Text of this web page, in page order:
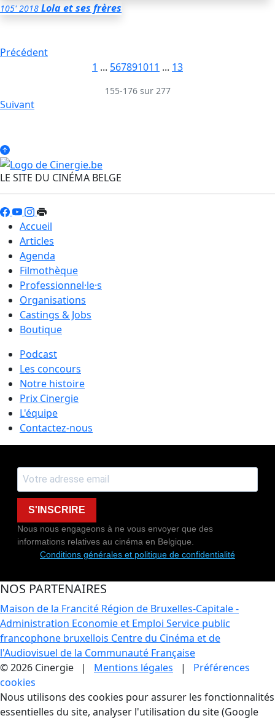
105' 2018 Lola et ses frères
Précédent
1 ... 567891011 ... 13
155-176 sur 277
Suivant
LE SITE DU CINÉMA BELGE
Accueil
Articles
Agenda
Filmothèque
Professionnel·le·s
Organisations
Castings & Jobs
Boutique
Podcast
Les concours
Notre histoire
Prix Cinergie
L'équipe
Contactez-nous
S'INSCRIRE
Nous nous engageons à ne vous envoyer que des
informations relatives au cinéma en Belgique.
Conditions générales et politique de confidentialité
NOS PARTENAIRES
Maison de la Francité Région de Bruxelles-Capitale -
Administration Economie et Emploi Service public
francophone bruxellois Centre du Cinéma et de
l'Audiovisuel de la Communauté Française
© 2026 Cinergie | Mentions légales | Préférences
cookies
Gestion des Cookies
Nous utilisons des cookies pour assurer les fonctionnalités
essentielles du site, analyser l'utilisation du site (Google